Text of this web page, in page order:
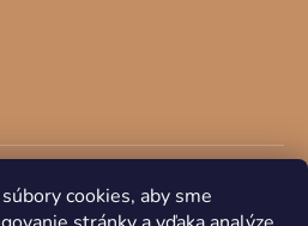
cookies, aby sme